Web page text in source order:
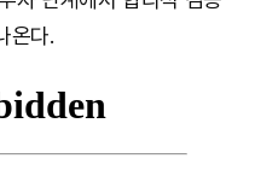
온다.